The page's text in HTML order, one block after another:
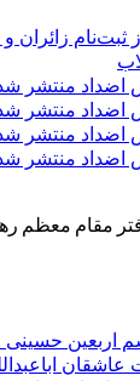
ثبت‌نام زائران
اضداد منتشر
اضداد منتشر
اضداد منتشر
اضداد منتشر
مقام معظم
اربعین